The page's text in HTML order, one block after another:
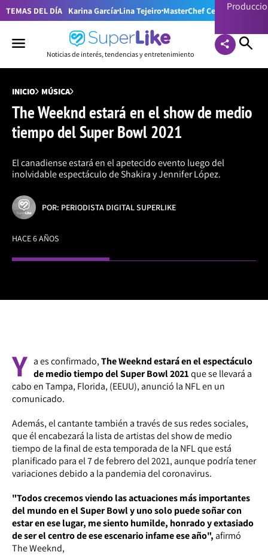
TEMAS DEL DÍA Karina García Lina Tejeiro MasterChef Celebrity
Noticias de interés, tendencias y entretenimiento
INICIO MÚSICA
The Weeknd estará en el show de medio
tiempo del Super Bowl 2021
El canadiense estará en el apetecido evento luego del
inolvidable espectáculo de Shakira y Jennifer López.
POR: PERIODISTA DIGITAL SUPERLIKE
HACE 6 AÑOS
Y a es confirmado,The Weeknd estará en el espectáculo
de medio tiempo del Super Bowl 2021que se llevará a
cabo en Tampa, Florida, (EEUU), anunció la NFL en un
comunicado.
Además, el cantante también a través de sus redes sociales,
que él encabezará la lista de artistas del show de medio
tiempo de la final de esta temporada de la NFL que está
planificado para el 7 de febrero del 2021, aunque podría tener
variaciones debido a la pandemia del coronavirus.
"Todos crecemos viendo las actuaciones más importantes
del mundo en el Super Bowl y uno solo puede soñar con
estar en ese lugar, me siento humilde, honrado y extasiado
de ser el centro de ese escenario infame ese año", afirmó
The Weeknd,